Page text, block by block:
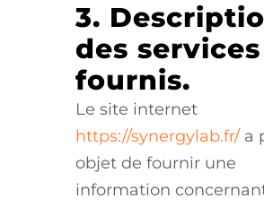
3.
des services
fournis.
Le site internet
https://synergylab.fr/ a
objet de fournir une
information